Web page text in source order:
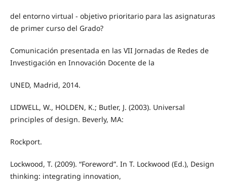
del entorno virtual - objetivo prioritario para las asignaturas
de primer curso del Grado?
Comunicación presentada en las VII Jornadas de Redes de
Investigación en Innovación Docente de la
UNED, Madrid, 2014.
LIDWELL, W., HOLDEN, K.; Butler, J. (2003). Universal
principles of design. Beverly, MA:
Rockport.
Lockwood, T. (2009). “Foreword”. In T. Lockwood (Ed.), Design
thinking: integrating innovation,